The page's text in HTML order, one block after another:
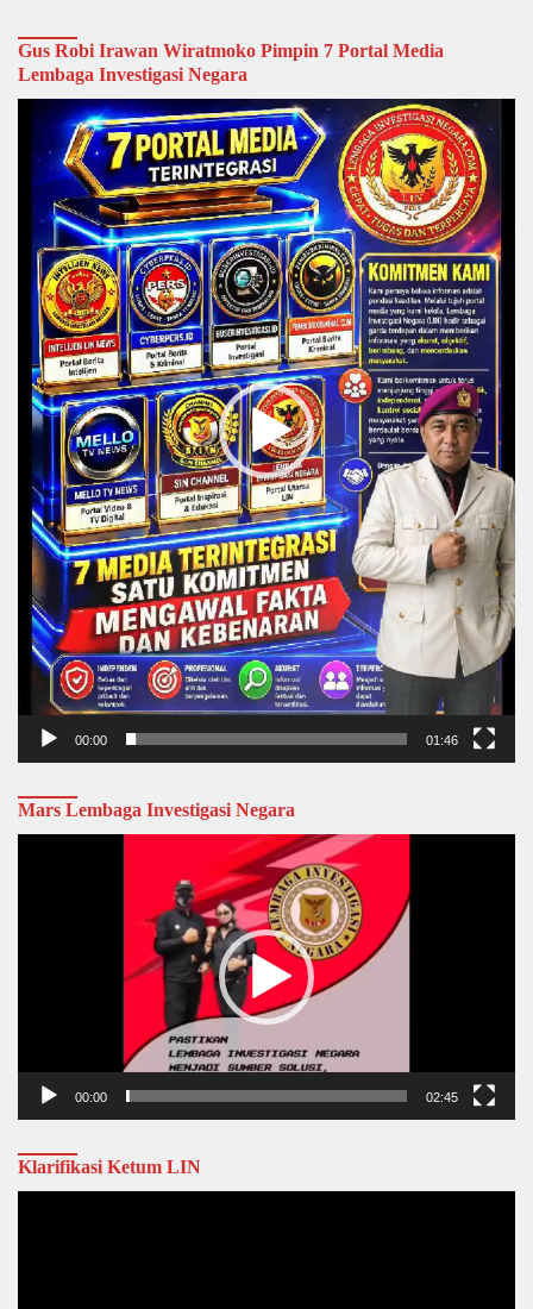
Gus Robi Irawan Wiratmoko Pimpin 7 Portal Media
Lembaga Investigasi Negara
Video
Player
00:00 01:46
Mars Lembaga Investigasi Negara
00:00 02:45
Klarifikasi Ketum LIN